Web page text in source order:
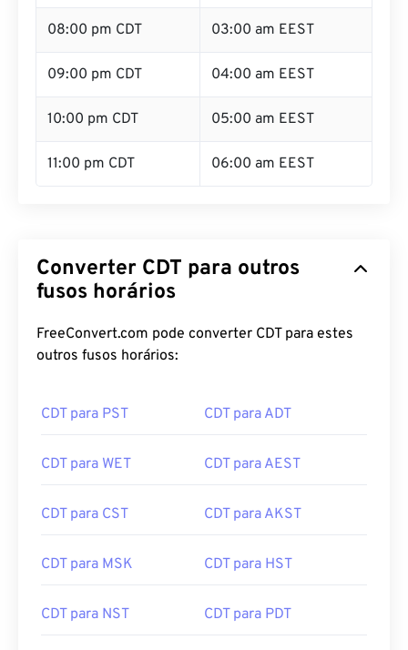
08:00 pm CDT 03:00 am EEST
09:00 pm CDT 04:00 am EEST
10:00 pm CDT 05:00 am EEST
11:00 pm CDT 06:00 am EEST
Converter CDT para outros
fusos horários
FreeConvert.com pode converter CDT para estes
outros fusos horários:
CDT para PST CDT para ADT
CDT para WET CDT para AEST
CDT para CST CDT para AKST
CDT para MSK CDT para HST
CDT para NST CDT para PDT